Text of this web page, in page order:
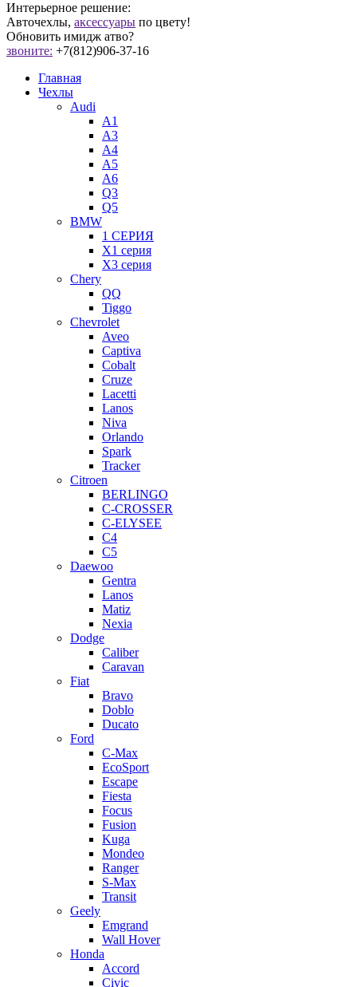
Интерьерное решение:
Авточехлы, аксессуары по цвету!
Обновить имидж атво?
звоните: +7(812)906-37-16
Главная
Чехлы
Audi
A1
A3
A4
A5
A6
Q3
Q5
BMW
1 СЕРИЯ
X1 серия
X3 серия
Chery
QQ
Tiggo
Chevrolet
Aveo
Captiva
Cobalt
Cruze
Lacetti
Lanos
Niva
Orlando
Spark
Tracker
Citroen
BERLINGO
C-CROSSER
C-ELYSEE
C4
C5
Daewoo
Gentra
Lanos
Matiz
Nexia
Dodge
Caliber
Caravan
Fiat
Bravo
Doblo
Ducato
Ford
C-Max
EcoSport
Escape
Fiesta
Focus
Fusion
Kuga
Mondeo
Ranger
S-Max
Transit
Geely
Emgrand
Wall Hover
Honda
Accord
Civic